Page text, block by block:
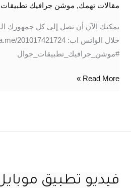
مقالات تهمك, موشن جرافيك
يمكنك الآن أن تصل إلى كل جمهورك
#موشن_جرافيك_تطبيقات_جوال
دكاكينك
–
موشن
تطبيقات
Read More »
فيديو تطبيق
فيديو